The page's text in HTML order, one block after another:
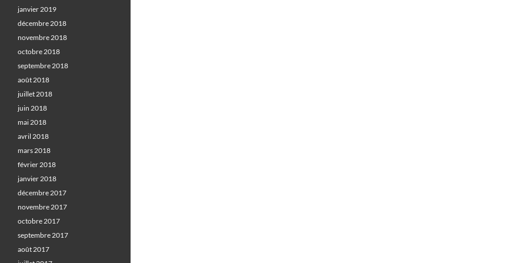
janvier 2019
décembre 2018
novembre 2018
octobre 2018
septembre 2018
août 2018
juillet 2018
juin 2018
mai 2018
avril 2018
mars 2018
février 2018
janvier 2018
décembre 2017
novembre 2017
octobre 2017
septembre 2017
août 2017